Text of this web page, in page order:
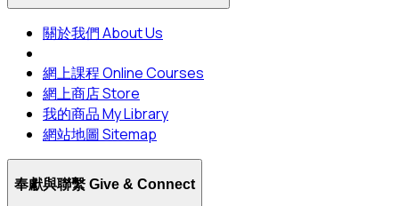
關於我們 About Us
網上課程 Online Courses
網上商店 Store
我的商品 My Library
網站地圖 Sitemap
奉獻與聯繫 Give & Connect